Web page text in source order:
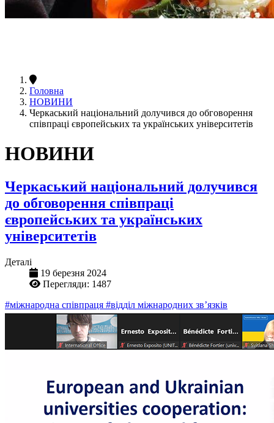
Головна
НОВИНИ
Черкаський національний долучився до обговорення
співпраці європейських та українських університетів
НОВИНИ
Черкаський національний долучився
до обговорення співпраці
європейських та українських
університетів
Деталі
19 березня 2024
Перегляди: 1487
#міжнародна співпраця #відділ міжнародних зв’язків